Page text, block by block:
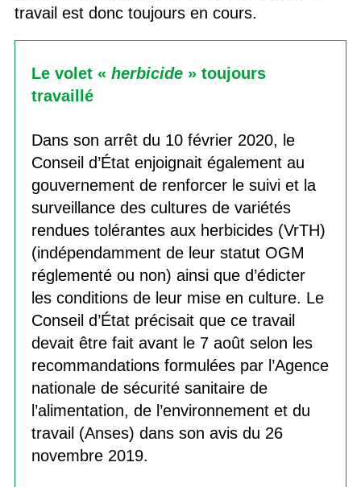
travail est donc toujours en cours.
Le volet « herbicide» toujours
travaillé
Dans son arrêt du 10 février 2020, le
Conseil d’État enjoignait également au
gouvernement de renforcer le suivi et la
surveillance des cultures de variétés
rendues tolérantes aux herbicides (VrTH)
(indépendamment de leur statut OGM
réglementé ou non) ainsi que d’édicter
les conditions de leur mise en culture. Le
Conseil d’État précisait que ce travail
devait être fait avant le 7 août selon les
recommandations formulées par l’Agence
nationale de sécurité sanitaire de
l’alimentation, de l’environnement et du
travail (Anses) dans son avis du 26
novembre 2019.